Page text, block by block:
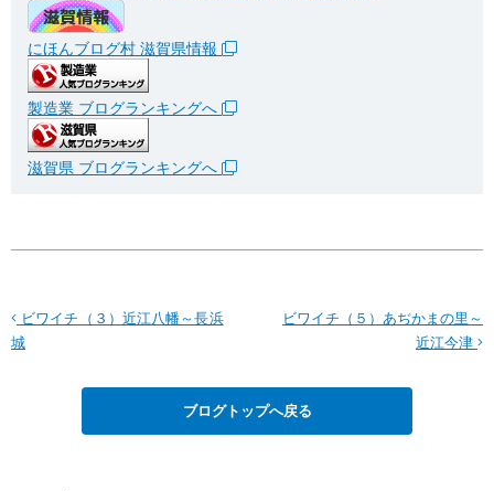
にほんブログ村 滋賀県情報
製造業 ブログランキングへ
滋賀県 ブログランキングへ
ビワイチ（３）近江八幡～長浜
城
ビワイチ（５）あぢかまの里～
近江今津
ブログトップへ戻る